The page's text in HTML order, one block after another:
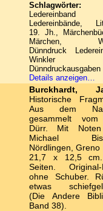
Schlagwörter:
Ledereinbände,
19. Jh.,
Märchen,
Dünndruck
Winkler
Dünndruckausgaben
Details anzeigen…
Burckhardt,
Historische
Aus dem
gesammelt
Dürr. Mit
Michael
Nördlingen, Greno
21,7 x 12,5
Seiten. Original-
ohne Schuber.
etwas
(Die Andere
Band 38).